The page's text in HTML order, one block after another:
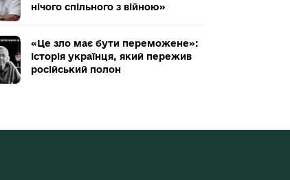
нічого спільного з війною»
«Це зло має бути переможене»:
історія українця, який пережив
російський полон